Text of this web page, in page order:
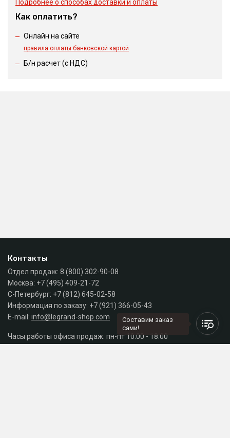
Подробнее о способах доставки и оплаты
Как оплатить?
Онлайн на сайте
правила оплаты банковской картой
Б/н расчет (c НДС)
Контакты
Отдел продаж: 8 (800) 302-90-08
Москва: +7 (495) 409-21-72
С-Петербург: +7 (812) 645-02-58
Информация по заказу: +7 (921) 366-05-43
E-mail: info@legrand-shop.com
Часы работы офиса продаж: пн-пт 10:00 - 18:00
Составим заказ
сами!